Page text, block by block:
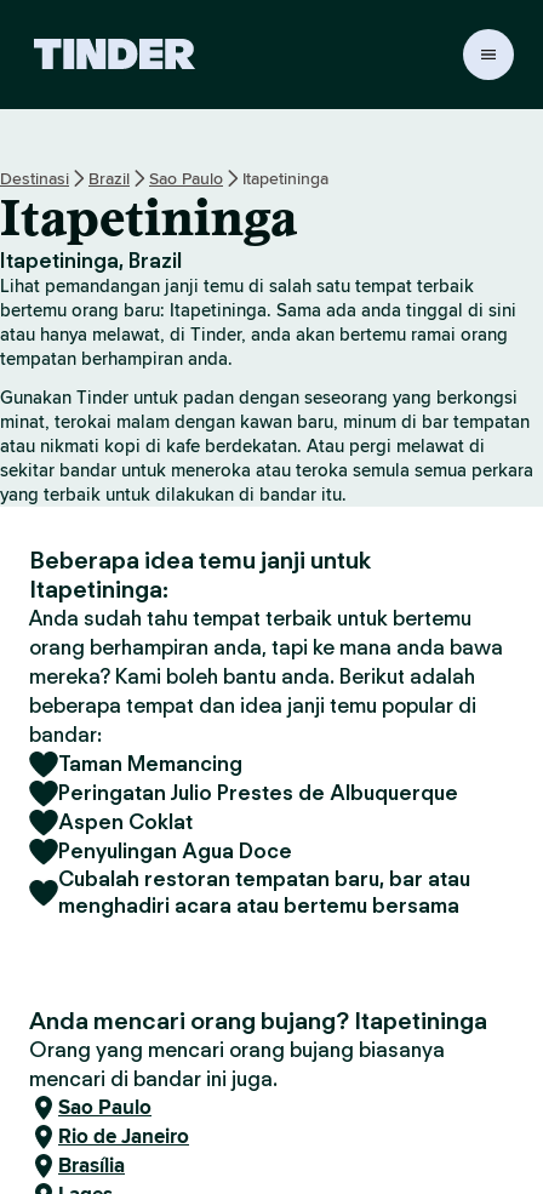
a
n
U
a
m
a
T
n
d
e
r
Destinasi Brazil Sao Paulo Itapetininga
Itapetininga
Itapetininga, Brazil
Lihat pemandangan janji temu di salah satu tempat terbaik
bertemu orang baru: Itapetininga. Sama ada anda tinggal di sini
atau hanya melawat, di Tinder, anda akan bertemu ramai orang
tempatan berhampiran anda.
Gunakan Tinder untuk padan dengan seseorang yang berkongsi
minat, terokai malam dengan kawan baru, minum di bar tempatan
atau nikmati kopi di kafe berdekatan. Atau pergi melawat di
sekitar bandar untuk meneroka atau teroka semula semua perkara
yang terbaik untuk dilakukan di bandar itu.
Beberapa idea temu janji untuk
Itapetininga:
Anda sudah tahu tempat terbaik untuk bertemu
orang berhampiran anda, tapi ke mana anda bawa
mereka? Kami boleh bantu anda. Berikut adalah
beberapa tempat dan idea janji temu popular di
bandar:
Taman Memancing
Peringatan Julio Prestes de Albuquerque
Aspen Coklat
Penyulingan Agua Doce
Cubalah restoran tempatan baru, bar atau
menghadiri acara atau bertemu bersama
Anda mencari orang bujang? Itapetininga
Orang yang mencari orang bujang biasanya
mencari di bandar ini juga.
Sao Paulo
Rio de Janeiro
Brasília